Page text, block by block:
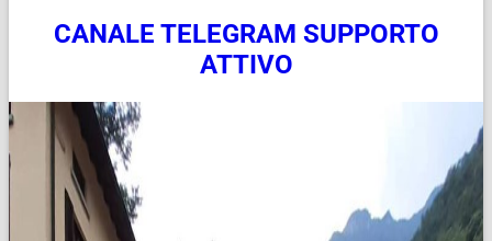
CANALE TELEGRAM SUPPORTO
ATTIVO